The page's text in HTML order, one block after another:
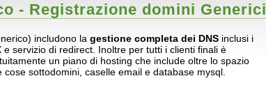
- Registrazione domini Generici
includono la gestione completa dei DNS inclusi i
e servizio di redirect. Inoltre per tutti i clienti finali è
un piano di hosting che include oltre lo spazio
sottodomini, caselle email e database mysql.